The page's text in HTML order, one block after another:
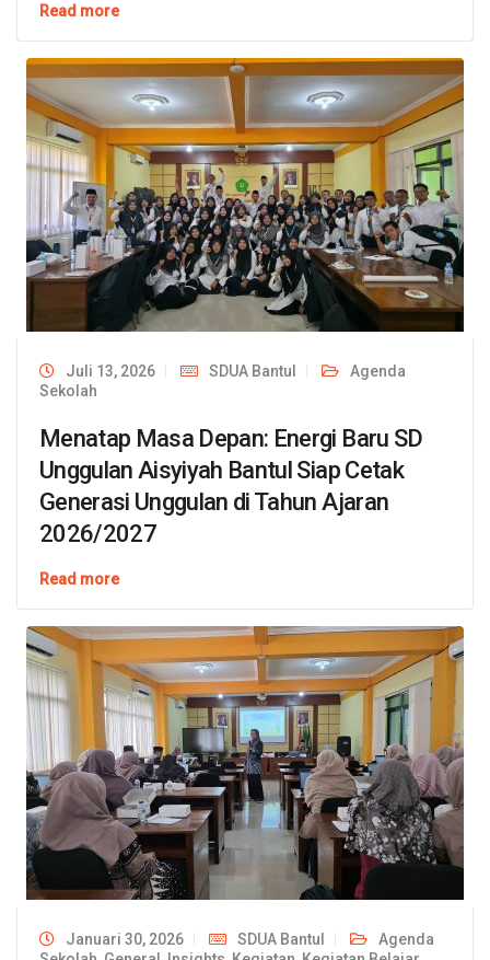
Read more
Juli 13, 2026 SDUA Bantul
Agenda
Sekolah
Menatap Masa Depan: Energi Baru SD
Unggulan Aisyiyah Bantul Siap Cetak
Generasi Unggulan di Tahun Ajaran
2026/2027
Read more
Januari 30, 2026 SDUA Bantul
Agenda